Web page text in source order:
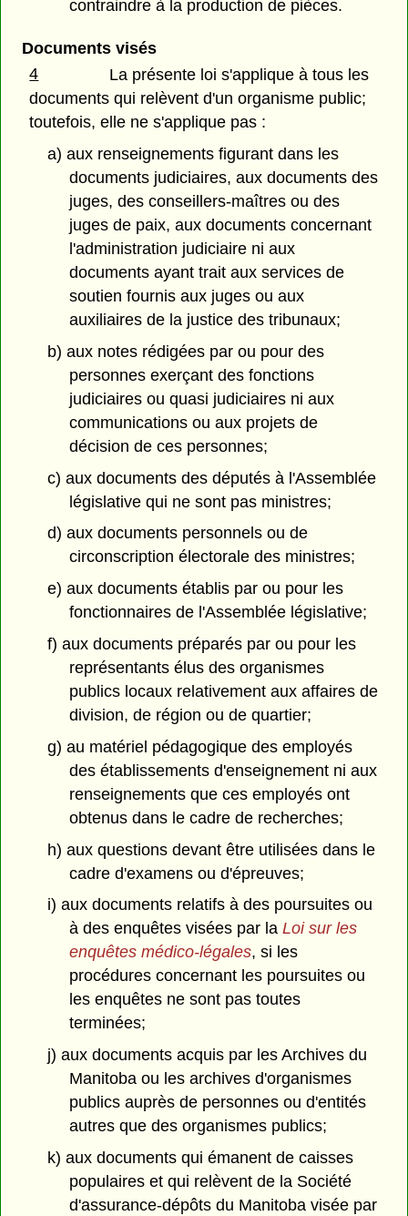
contraindre à la production de pièces.
Documents visés
4
La présente loi s'applique à tous les
documents qui relèvent d'un organisme public;
toutefois, elle ne s'applique pas :
a) aux renseignements figurant dans les
documents judiciaires, aux documents des
juges, des conseillers-maîtres ou des
juges de paix, aux documents concernant
l'administration judiciaire ni aux
documents ayant trait aux services de
soutien fournis aux juges ou aux
auxiliaires de la justice des tribunaux;
b) aux notes rédigées par ou pour des
personnes exerçant des fonctions
judiciaires ou quasi judiciaires ni aux
communications ou aux projets de
décision de ces personnes;
c) aux documents des députés à l'Assemblée
législative qui ne sont pas ministres;
d) aux documents personnels ou de
circonscription électorale des ministres;
e) aux documents établis par ou pour les
fonctionnaires de l'Assemblée législative;
f) aux documents préparés par ou pour les
représentants élus des organismes
publics locaux relativement aux affaires de
division, de région ou de quartier;
g) au matériel pédagogique des employés
des établissements d'enseignement ni aux
renseignements que ces employés ont
obtenus dans le cadre de recherches;
h) aux questions devant être utilisées dans le
cadre d'examens ou d'épreuves;
i) aux documents relatifs à des poursuites ou
à des enquêtes visées par laLoi sur les
enquêtes médico-légales, si les
procédures concernant les poursuites ou
les enquêtes ne sont pas toutes
terminées;
j) aux documents acquis par les Archives du
Manitoba ou les archives d'organismes
publics auprès de personnes ou d'entités
autres que des organismes publics;
k) aux documents qui émanent de caisses
populaires et qui relèvent de la Société
d'assurance-dépôts du Manitoba visée par